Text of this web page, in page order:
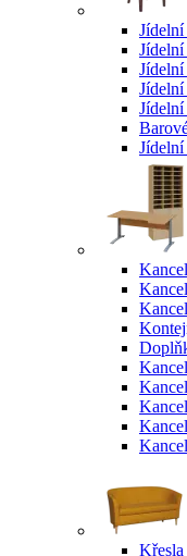
Jídelní
Jídelní
Jídelní
Jídelní
Jídelní